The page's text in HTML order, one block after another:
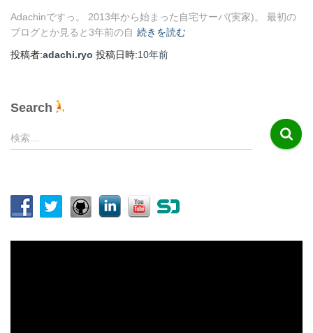
Adachinですっ。 2013年から始まった自宅サーバ(実家)。 最初の
ブログとか見ると3年前の自 続きを読む
投稿者:adachi.ryo 投稿日時:10年前
Search
検
索
検索…